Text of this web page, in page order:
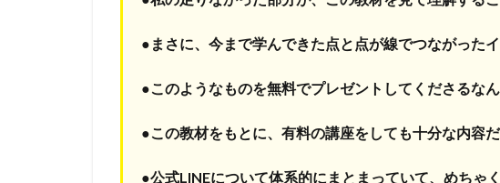
●まさに、今まで学んできた点と点が線でつながったイ
●このようなものを無料でプレゼントしてくださるな
●この教材をもとに、有料の講座をしても十分な内容だ
●公式LINEについて体系的にまとまっていて、めちゃ